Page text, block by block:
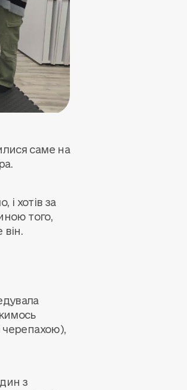
саме на
і хотів за
того,
черепахою),
з